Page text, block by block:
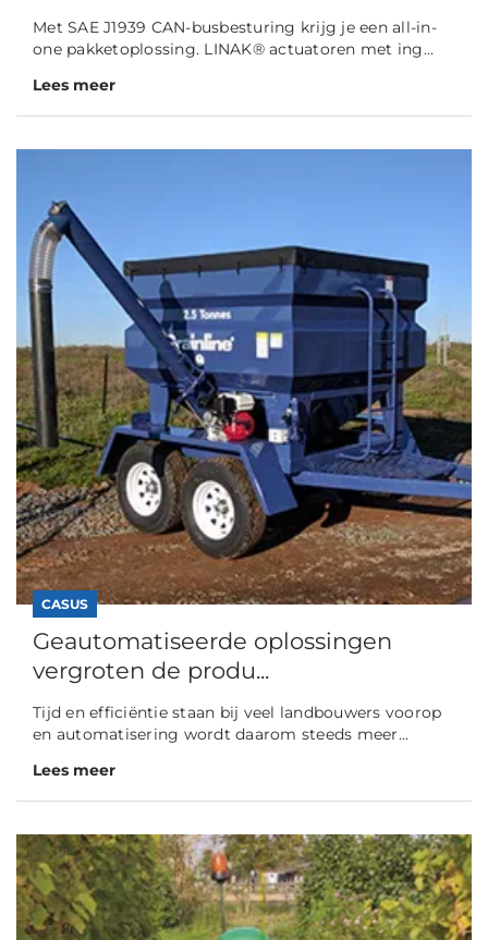
Met SAE J1939 CAN-busbesturing krijg je een all-in-
one pakketoplossing. LINAK® actuatoren met ing...
Lees meer
CASUS
Geautomatiseerde oplossingen
vergroten de produ...
Tijd en efficiëntie staan bij veel landbouwers voorop
en automatisering wordt daarom steeds meer...
Lees meer